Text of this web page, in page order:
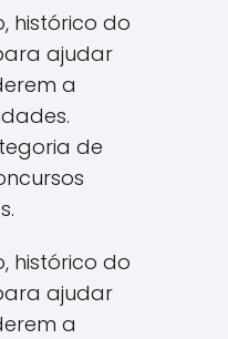
histórico do
ajudar
a
de
histórico do
ajudar
a